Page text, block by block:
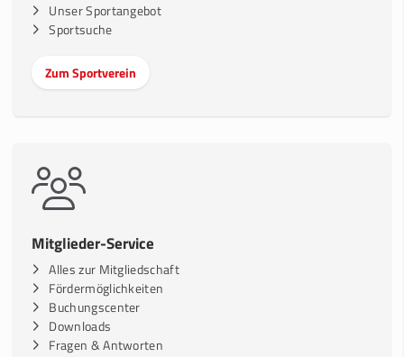
Unser Sportangebot
Sportsuche
Zum Sportverein
Mitglieder-Service
Alles zur Mitgliedschaft
Fördermöglichkeiten
Buchungscenter
Downloads
Fragen & Antworten